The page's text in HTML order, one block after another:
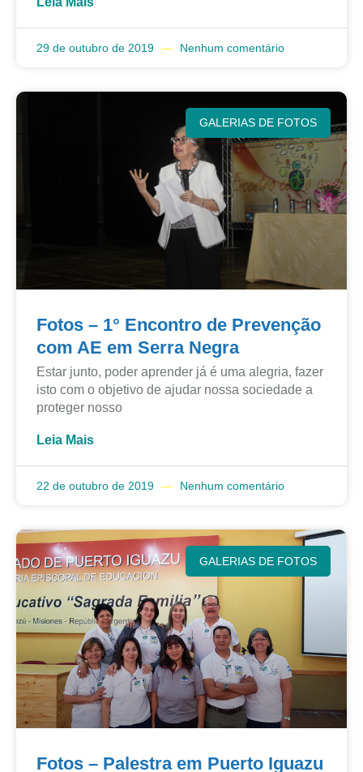
29 de outubro de 2019 Nenhum comentário
GALERIAS DE FOTOS
Fotos – 1° Encontro de Prevenção
com AE em Serra Negra
Estar junto, poder aprender já é uma alegria, fazer
isto com o objetivo de ajudar nossa sociedade a
proteger nosso
Leia Mais
22 de outubro de 2019 Nenhum comentário
GALERIAS DE FOTOS
Fotos – Palestra em Puerto Iguazu